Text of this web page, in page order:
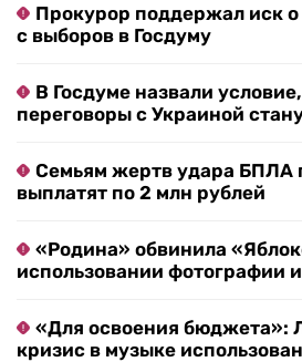
Прокурор поддержал иск
с выборов в Госдуму
В Госдуме назвали
переговоры с Украиной
Семьям жертв удара БПЛА
выплатят по 2 млн рублей
«Родина» обвинила
использовании фотографии
«Для освоения бюджета»:
кризис в музыке